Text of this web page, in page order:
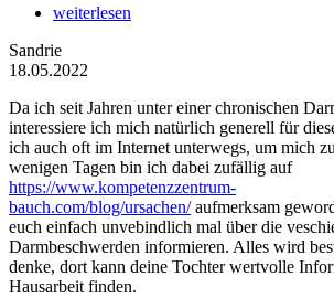
weiterlesen
Sandrie
18.05.2022
Da ich seit Jahren unter einer chronischen
interessiere ich mich natürlich generell für
ich auch oft im Internet unterwegs, um mich
wenigen Tagen bin ich dabei zufällig auf
https://www.kompetenzzentrum-
bauch.com/blog/ursachen/aufmerksam
euch einfach unvebindlich mal über die
Darmbeschwerden informieren. Alles wird
denke, dort kann deine Tochter wertvolle
Hausarbeit finden.